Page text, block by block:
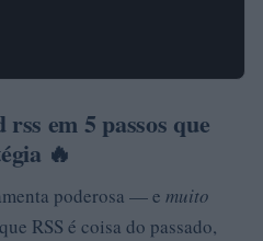
em 5 passos que
🔥
poderosa — e muito
RSS é coisa do passado,